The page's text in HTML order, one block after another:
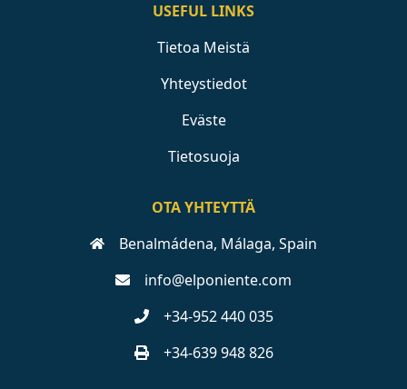
USEFUL LINKS
Tietoa Meistä
Yhteystiedot
Eväste
Tietosuoja
OTA YHTEYTTÄ
Benalmádena, Málaga, Spain
info@elponiente.com
+34-952 440 035
+34-639 948 826